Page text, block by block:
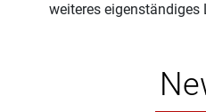
weiteres eigenständiges